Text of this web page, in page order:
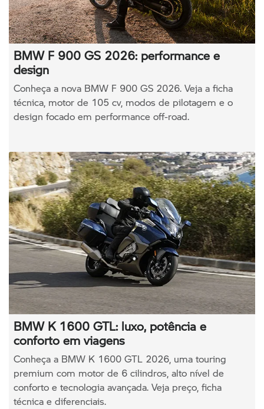
BMW F 900 GS 2026: performance e
design
Conheça a nova BMW F 900 GS 2026. Veja a ficha
técnica, motor de 105 cv, modos de pilotagem e o
design focado em performance off-road.
BMW K 1600 GTL: luxo, potência e
conforto em viagens
Conheça a BMW K 1600 GTL 2026, uma touring
premium com motor de 6 cilindros, alto nível de
conforto e tecnologia avançada. Veja preço, ficha
técnica e diferenciais.